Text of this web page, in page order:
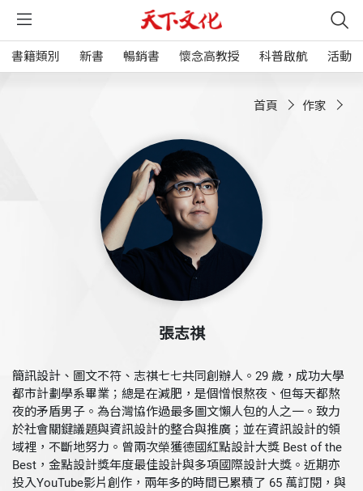
書籍類別 新書 暢銷書 懷念高教授 科普啟航 活動
首頁 作家
張志祺
簡訊設計、圖文不符、志祺七七共同創辦人。29 歲，成功大學
都市計劃學系畢業；總是在減肥，是個憎恨熬夜、但每天都熬
夜的矛盾男子。為台灣協作過最多圖文懶人包的人之一。致力
於社會關鍵議題與資訊設計的整合與推廣；並在資訊設計的領
域裡，不斷地努力。曾兩次榮獲德國紅點設計大獎 Best of the
Best，金點設計獎年度最佳設計與多項國際設計大獎。近期亦
投入YouTube影片創作，兩年多的時間已累積了 65 萬訂閱，與